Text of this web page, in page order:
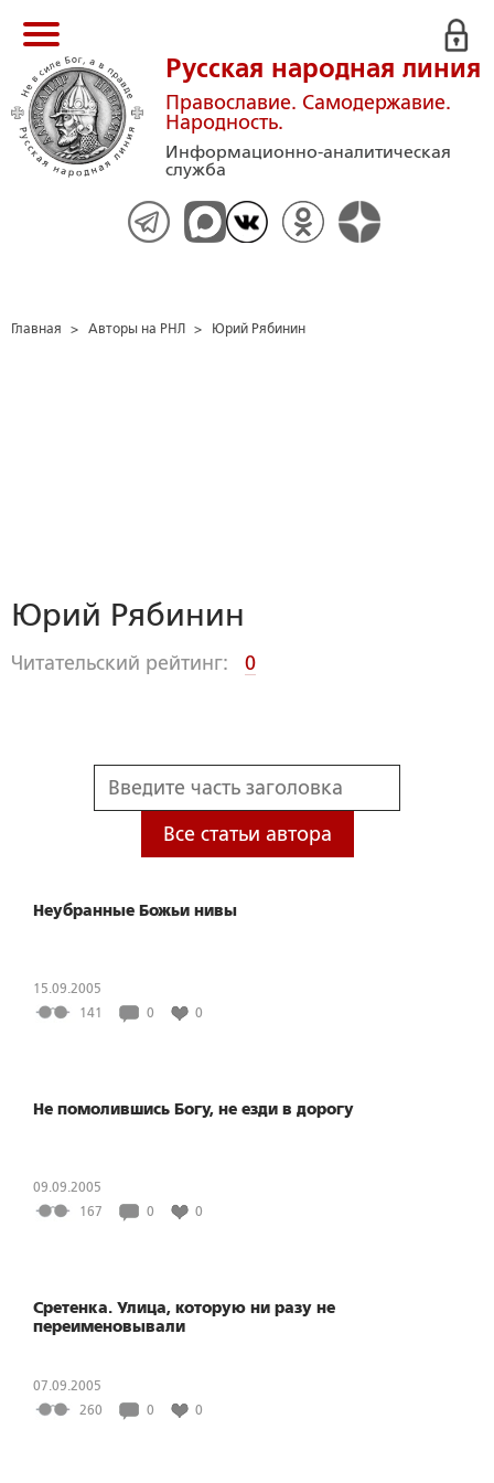
Русская народная линия
Православие. Самодержавие.
Народность.
Информационно-аналитическая
служба
Главная > Авторы на РНЛ > Юрий Рябинин
Юрий Рябинин
Читательский рейтинг: 0
Все статьи автора
Неубранные Божьи нивы
15.09.2005
141
0 0
Не помолившись Богу, не езди в дорогу
09.09.2005
167
0 0
Сретенка. Улица, которую ни разу не
переименовывали
07.09.2005
260
0 0